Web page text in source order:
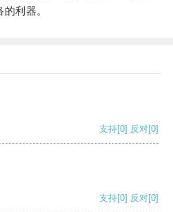
利器。
支持[0] 反对[0]
支持[0] 反对[0]